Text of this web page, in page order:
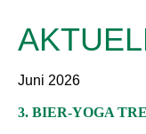
Juni 2026
3. BIER-YOGA